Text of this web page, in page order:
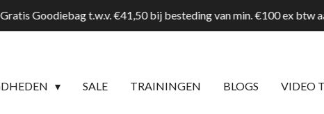
Goodiebag t.w.v. €41,50 bij besteding van min. €100 ex btw
SALE TRAININGEN BLOGS VIDEO